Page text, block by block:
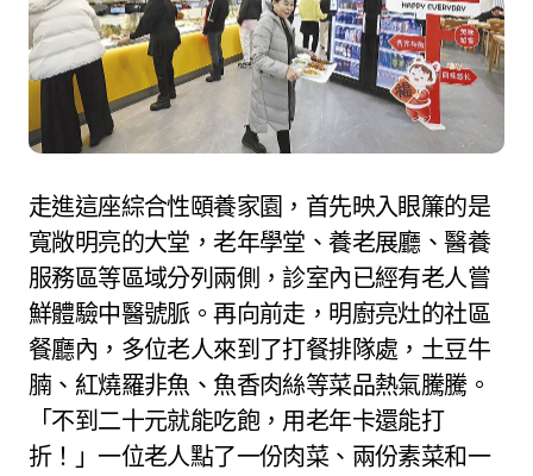
走進這座綜合性頤養家園，首先映入眼簾的是
寬敞明亮的大堂，老年學堂、養老展廳、醫養
服務區等區域分列兩側，診室內已經有老人嘗
鮮體驗中醫號脈。再向前走，明廚亮灶的社區
餐廳內，多位老人來到了打餐排隊處，土豆牛
腩、紅燒羅非魚、魚香肉絲等菜品熱氣騰騰。
「不到二十元就能吃飽，用老年卡還能打
折！」一位老人點了一份肉菜、兩份素菜和一